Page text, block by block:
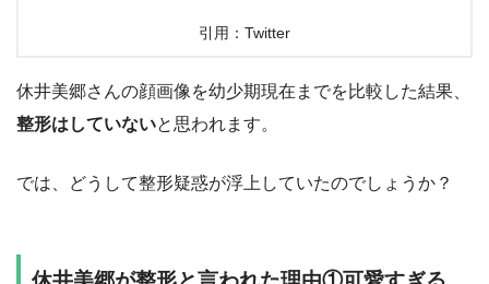
引用：Twitter
休井美郷さんの顔画像を幼少期現在までを比較した結果、
整形はしていないと思われます。
では、どうして整形疑惑が浮上していたのでしょうか？